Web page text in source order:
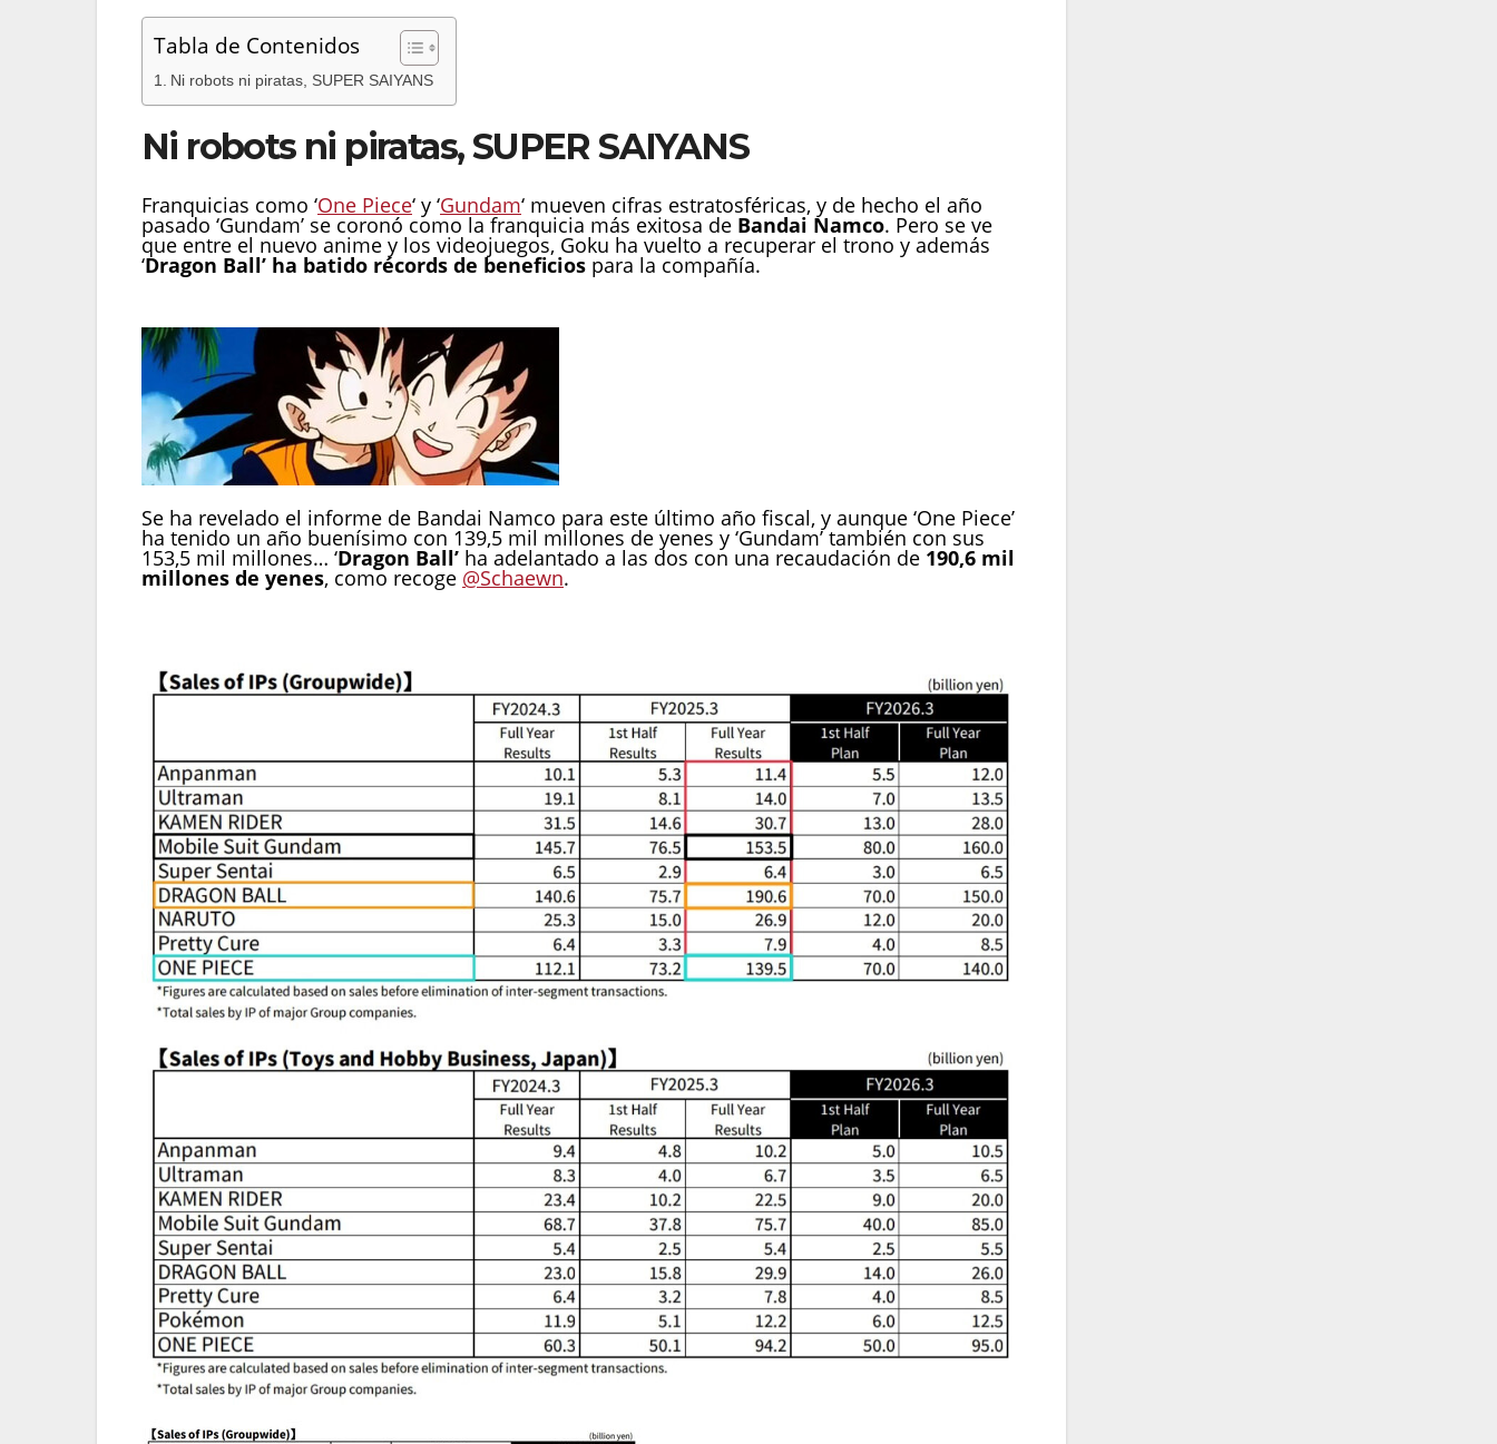
Tabla de Contenidos
Ni robots ni piratas, SUPER SAIYANS
Ni robots ni piratas, SUPER SAIYANS
Franquicias como ‘One Piece‘ y ‘Gundam‘ mueven cifras estratosféricas, y de hecho el año
pasado ‘Gundam’ se coronó como la franquicia más exitosa de Bandai Namco. Pero se ve
que entre el nuevo anime y los videojuegos, Goku ha vuelto a recuperar el trono y además
‘Dragon Ball’ ha batido récords de beneficios para la compañía.
Se ha revelado el informe de Bandai Namco para este último año fiscal, y aunque ‘One Piece’
ha tenido un año buenísimo con 139,5 mil millones de yenes y ‘Gundam’ también con sus
153,5 mil millones… ‘Dragon Ball’ ha adelantado a las dos con una recaudación de 190,6 mil
millones de yenes, como recoge @Schaewn.